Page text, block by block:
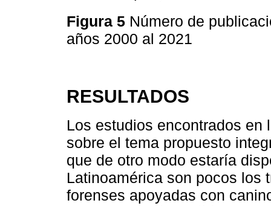
Figura 5 Número de
años 2000 al 2021
RESULTADOS
Los estudios encontrados
sobre el tema propuesto
que de otro modo estaría
Latinoamérica son pocos los
forenses apoyadas con